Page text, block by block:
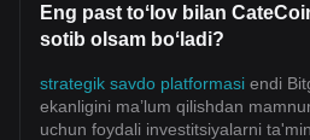
Eng past toʻlov bilan
sotib olsam boʻladi?
strategik savdo platformasi endi
ekanligini ma’lum qilishdan
uchun foydali investitsiyalarni